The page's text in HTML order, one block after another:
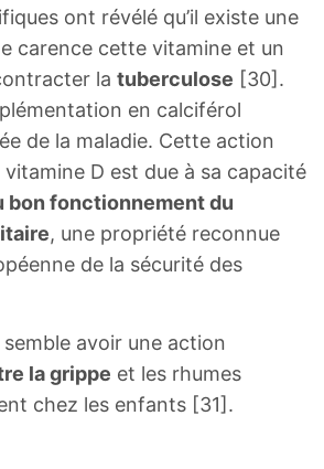
ont révélé qu’il existe une
carence cette vitamine et un
la tuberculose [30].
en calciférol
de la maladie. Cette action
D est due à sa capacité
bon fonctionnement du
, une propriété reconnue
de la sécurité des
semble avoir une action
la grippe et les rhumes
chez les enfants [31].